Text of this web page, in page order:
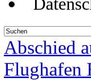
Abschied
Flughafen